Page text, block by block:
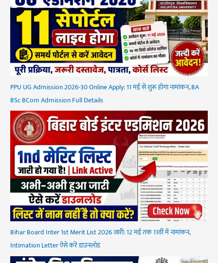
PPU UG Admission 2026-30 Online Apply: 11 मई से शुरू होगा नामांकन, BA
BSc BCom Admission Full Details
Bihar Board Inter 1st Merit List 2026 जारी: 12 मई तक 11वीं में नामांकन,
Intimation Letter ऐसे करें डाउनलोड